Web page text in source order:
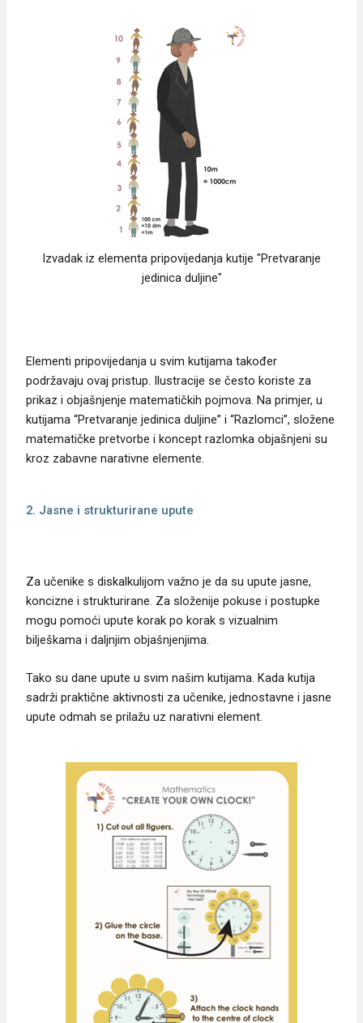
Izvadak iz elementa pripovijedanja kutije "Pretvaranje
jedinica duljine"
Elementi pripovijedanja u svim kutijama također
podržavaju ovaj pristup. Ilustracije se često koriste za
prikaz i objašnjenje matematičkih pojmova. Na primjer, u
kutijama “Pretvaranje jedinica duljine” i “Razlomci”, složene
matematičke pretvorbe i koncept razlomka objašnjeni su
kroz zabavne narativne elemente.
2. Jasne i strukturirane upute
Za učenike s diskalkulijom važno je da su upute jasne,
koncizne i strukturirane. Za složenije pokuse i postupke
mogu pomoći upute korak po korak s vizualnim
bilješkama i daljnjim objašnjenjima.
Tako su dane upute u svim našim kutijama. Kada kutija
sadrži praktične aktivnosti za učenike, jednostavne i jasne
upute odmah se prilažu uz narativni element.